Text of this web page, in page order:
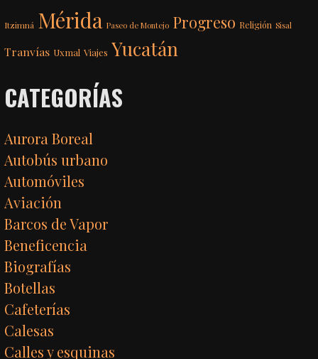
Itzimná Mérida Paseo de Montejo Progreso Religión Sisal
Tranvías Uxmal Viajes Yucatán
CATEGORÍAS
Aurora Boreal
Autobús urbano
Automóviles
Aviación
Barcos de Vapor
Beneficencia
Biografías
Botellas
Cafeterías
Calesas
Calles y esquinas